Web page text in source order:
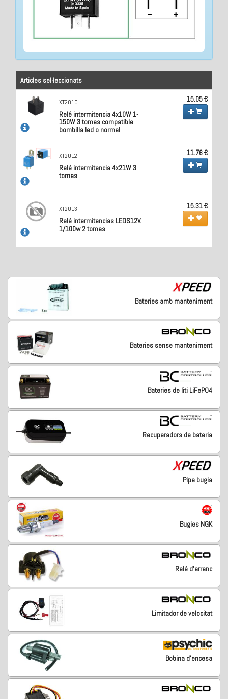
Articles sel·leccionats
XT2010
Relé intermitencia 4x10W 1-
150W 3 tomas compatible
bombilla led o normal
15.05 €
XT2012
Relé intermitencia 4x21W 3
tomas
11.76 €
XT2013
Relé intermitencias LEDS12V.
1/100w 2 tomas
15.31 €
Bateries amb manteniment
Bateries sense manteniment
Bateries de liti LiFePO4
Recuperadors de bateria
Pipa bugia
Bugies NGK
Relé d'arranc
Limitador de velocitat
Bobina d'encesa